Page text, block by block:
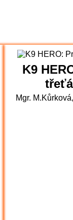
K9
Mgr.